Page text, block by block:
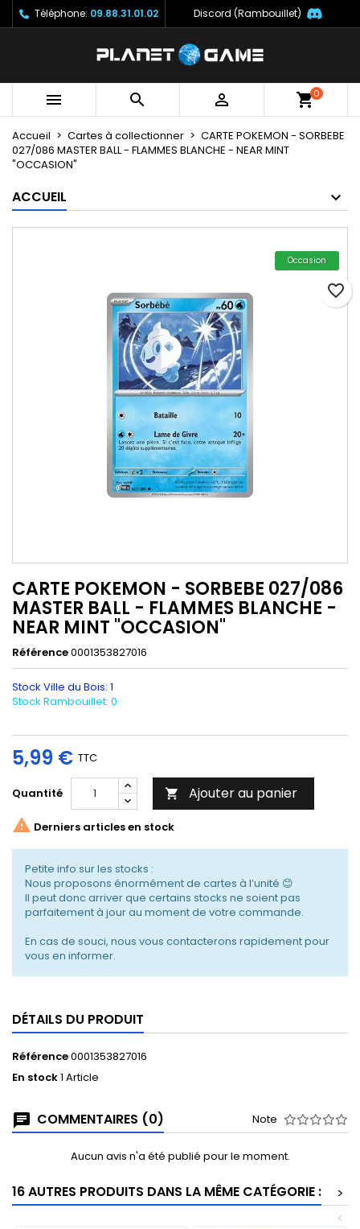
Téléphone: 09.88.31.01.02 Discord (Rambouillet)
   0
Accueil Cartes à collectionner
CARTE POKEMON - SORBEBE
027/086 MASTER BALL - FLAMMES BLANCHE - NEAR MINT
"OCCASION"
ACCUEIL
Occasion
CARTE POKEMON - SORBEBE 027/086
MASTER BALL - FLAMMES BLANCHE -
NEAR MINT "OCCASION"
Référence0001353827016
Stock Ville du Bois: 1
Stock Rambouillet: 0
5,99 € TTC
Quantité  Ajouter au panier
favorite_border
 Derniers articles en stock
Petite info sur les stocks :
Nous proposons énormément de cartes à l’unité 😊
Il peut donc arriver que certains stocks ne soient pas
parfaitement à jour au moment de votre commande.
En cas de souci, nous vous contacterons rapidement pour
vous en informer.
DÉTAILS DU PRODUIT
Référence0001353827016
En stock1 Article
COMMENTAIRES (0) Note
Aucun avis n'a été publié pour le moment.
16 AUTRES PRODUITS DANS LA MÊME CATÉGORIE :
>
<
Mes listes ×
Créer une nouvelle liste
Créer une liste d'envies ×
Nom de la liste d'envies
Annuler Créer une liste d'envies
Connexion ×
à votre liste d'envies.
Annuler Connexion